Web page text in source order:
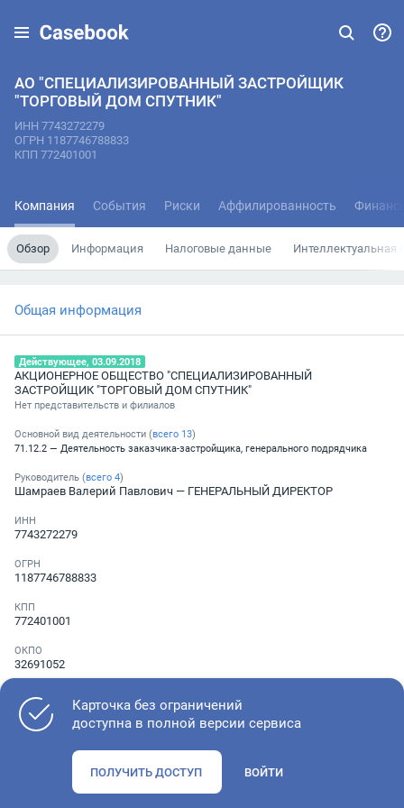
АО "СПЕЦИАЛИЗИРОВАННЫЙ ЗАСТРОЙЩИК
"ТОРГОВЫЙ ДОМ СПУТНИК"
ИНН 7743272279
ОГРН 1187746788833
КПП 772401001
Компания События Риски Аффилированность
Обзор Информация Налоговые данные Интеллектуальная
Общая информация
Действующее, 03.09.2018
АКЦИОНЕРНОЕ ОБЩЕСТВО "СПЕЦИАЛИЗИРОВАННЫЙ
ЗАСТРОЙЩИК "ТОРГОВЫЙ ДОМ СПУТНИК"
Нет представительств и филиалов
Основной вид деятельности (всего 13)
71.12.2 — Деятельность заказчика-застройщика, генерального подрядчика
Руководитель (всего 4)
Шамраев Валерий Павлович — ГЕНЕРАЛЬНЫЙ ДИРЕКТОР
ИНН
7743272279
ОГРН
1187746788833
КПП
772401001
ОКПО
32691052
Не указан
Как оценить состояние компании
Карточка без ограничений
доступна в полной версии сервиса
ПОЛУЧИТЬ ДОСТУП ВОЙТИ